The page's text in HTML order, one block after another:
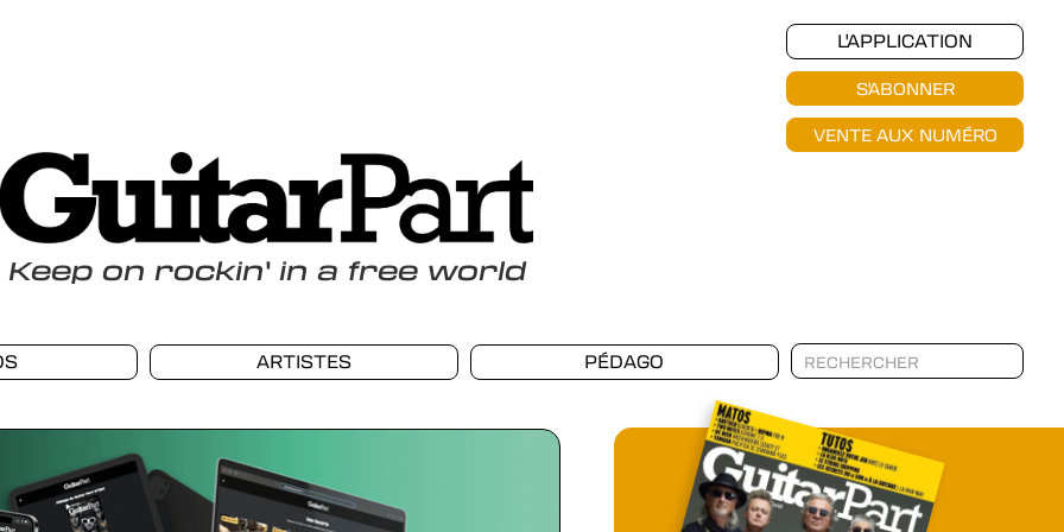
L'APPLICATION
S'ABONNER
VENTE AUX NUMÉRO
Keepon rockin' in a free world
ARTISTES PÉDAGO